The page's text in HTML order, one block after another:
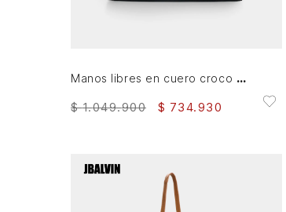
Manos libres en cuero croco para hombre
$ 1.049.900 $ 734.930